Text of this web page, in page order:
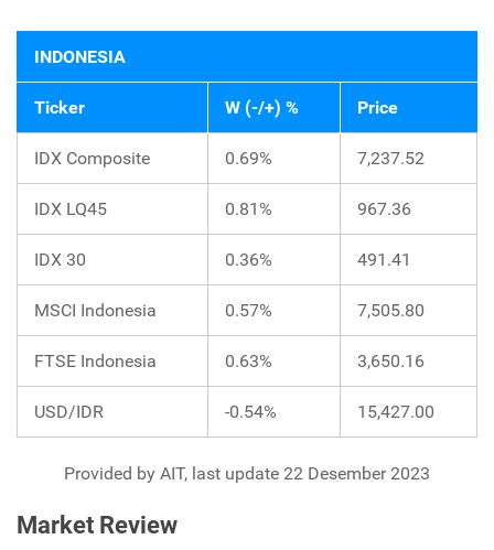
INDONESIA
Ticker W (-/+) % Price
IDX Composite 0.69% 7,237.52
IDX LQ45 0.81% 967.36
IDX 30 0.36% 491.41
MSCI Indonesia 0.57% 7,505.80
FTSE Indonesia 0.63% 3,650.16
USD/IDR -0.54% 15,427.00
Provided by AIT, last update 22 Desember 2023
Market Review